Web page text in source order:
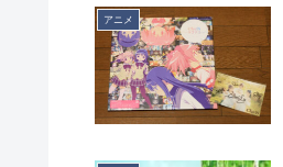
アニメ